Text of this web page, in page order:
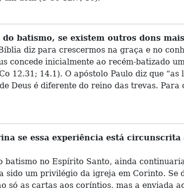
batismo, se existem outros dons
diz para crescermos na graça e no
concede inicialmente ao recém-batizado
12.31; 14.1). O apóstolo Paulo diz que
Deus é diferente do reino das trevas.
se essa experiência está circunscrita
batismo no Espírito Santo, ainda
um privilégio da igreja em Corinto. Se
as cartas aos coríntios, mas a enviada